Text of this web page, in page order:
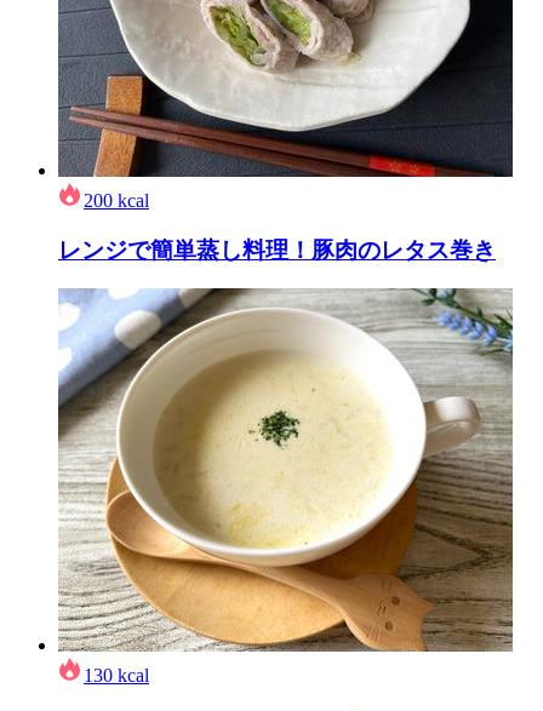
200 kcal
レンジで簡単蒸し料理！豚肉のレタス巻き
130 kcal